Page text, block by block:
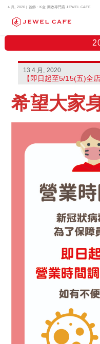
4 月, 2020 | 首飾・K金 回收專門店 JEWEL CAFE
13 4 月, 2020
【即日起至5/15(五)全
希望大家